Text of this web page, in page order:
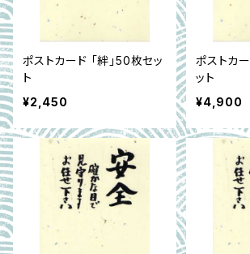
ポストカード 「絆」50枚セッ
ト
¥2,450
ポストカ
ット
¥4,900